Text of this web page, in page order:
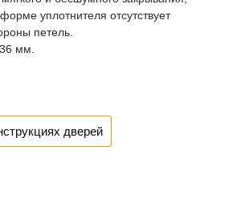
уплотнителя отсутствует
петель.
мм.
дверей